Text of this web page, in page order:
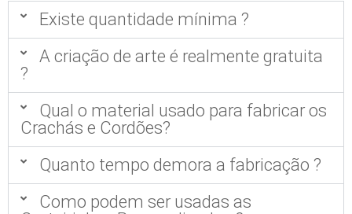
Existe quantidade mínima ?
A criação de arte é realmente gratuita
?
Qual o material usado para fabricar os
Crachás e Cordões?
Quanto tempo demora a fabricação ?
Como podem ser usadas as